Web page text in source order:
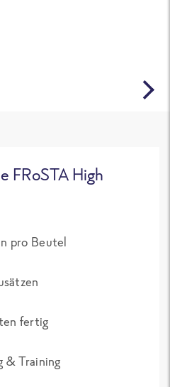
FRoSTA High
pro Beutel
fertig
& Training